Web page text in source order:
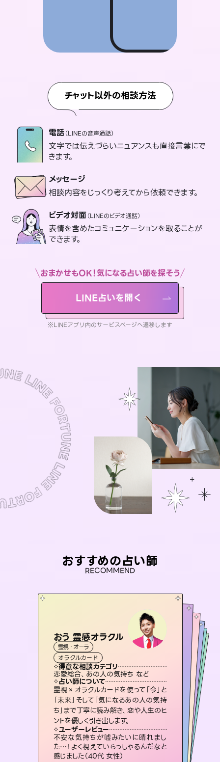
チャット以外の相談方法
電話（LINEの音声通話）
文字では伝えづらいニュアンスも直接言葉にで
きます。
メッセージ
相談内容をじっくり考えてから依頼できます。
ビデオ対面（LINEのビデオ通話）
表情を含めたコミュニケーションを取ることが
できます。
おまかせもOK！気になる占い師を探そう
LINE占いを開く
※LINEアプリ内のサービスページへ遷移します
おすすめの占い師
RECOMMEND
おう 霊感オラクル
霊視・オーラ
オラクルカード
得意な相談カテゴリ
恋愛総合、あの人の気持ち など
占い師について
霊視×オラクルカードを使って「今」と
「未来」そして「気になるあの人の気持
ち」まで丁寧に読み解き、恋や人生のヒ
ントを優しく引き出します。
ユーザーレビュー
不安な気持ちが嘘みたいに晴れまし
た…！よく視えていらっしゃるんだなと
感じました（40代 女性）
アイリス -iris-
西洋占星術
ルーン
得意な相談カテゴリ
恋愛総合、片想い、二人の未来 など
占い師について
復縁、恋愛、不倫の行方、同性愛や片
思い、仕事関係や借金問題まで知りた
いことや心の負担になっていることを
紐解き、背中をそっと押して導きます。
ユーザーレビュー
安心感のあり、言い切ってくれる所や濁
さない鑑定のおかげで、毎回自分の気
持ちを整えられます（30代 男性）
桃源珠羽 とうげんみう）
霊視・オーラ
スピリチュアル・リーディング
得意な相談カテゴリ
片想い、あの人の気持ち、復縁 など
占い師について
恋愛のお悩みの中でも特に「曖昧な関
係」の相談を得意としており、友達以上
恋人未満なお相手との今後や本音を丁
寧に読み解き恋愛成就へと導きます。
ユーザーレビュー
鑑定していただいてアドバイス通りに行
動すると仲が復活してきました。ありが
とうございました（40代 女性）
未来視師＊花
霊視・オーラ
スピリチュアル・リーディング
得意な相談カテゴリ
出逢い、片想い、復縁 など
占い師について
未来には何パターンもの選択肢があります。不安で視えにくくなっているあなたの素敵な未来を見つけ、その未来を選択できるようアドバイスします。
ユーザーレビュー
職場の人の性質や人間関係、本心など
本当によく視えていてびっくり。対策が
打てて前向きになれます（40代）
スピリチュアル・リーディング
得意な相談カテゴリ
片想い、あの人の気持ち、復縁 など
占い師について
3,700年以上の歴史を持つ東洋最古の
占術「易占」で詳細まで占い、幸せへ向
かう道筋を示します。厳しい結果にも具
体的な対策をお伝えします。
ユーザーレビュー
複雑な背景もしっかり聞いて鑑定して
いただけました。気持ちが楽になりまし
た（50代 女性）
霊視・オーラ タロット
スピリチュアル・リーディング
得意な相談カテゴリ
片想い、二人の未来、年の差 など
占い師について
連絡再開、復縁、成就などの報告実績
多数。セラピストとして2万超の施術経
験があるからこそできる鑑定で、より良
い未来をサポートします。
ユーザーレビュー
とても心温まる鑑定でした。しかもこち
らは何も言っていないのに視えていらっ
しゃるんだなと驚きです（30代女性）